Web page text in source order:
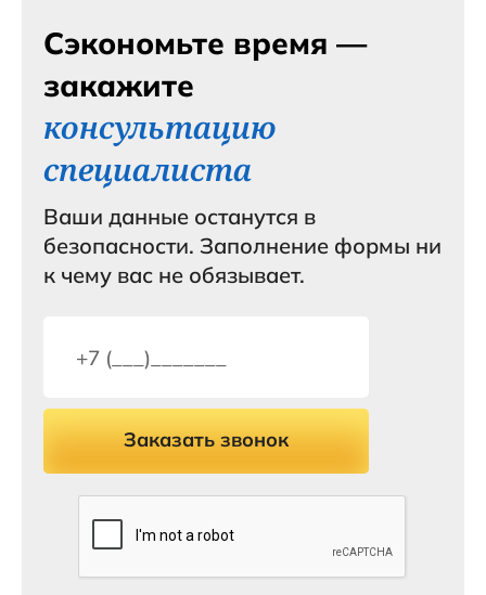
Сэкономьте время —
закажите
консультацию
специалиста
Ваши данные останутся в
безопасности. Заполнение формы ни
к чему вас не обязывает.
Заказать звонок